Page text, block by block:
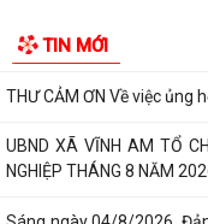
ĐỊA CHỈ ĐỎ TRÊN QUÊ
ĐẢNG CỘNG SẢN ĐẦU
THƯ CẢM ƠN Về việc ủng
UBND XÃ VĨNH AM TỔ
NGHIỆP THÁNG 8 NĂM